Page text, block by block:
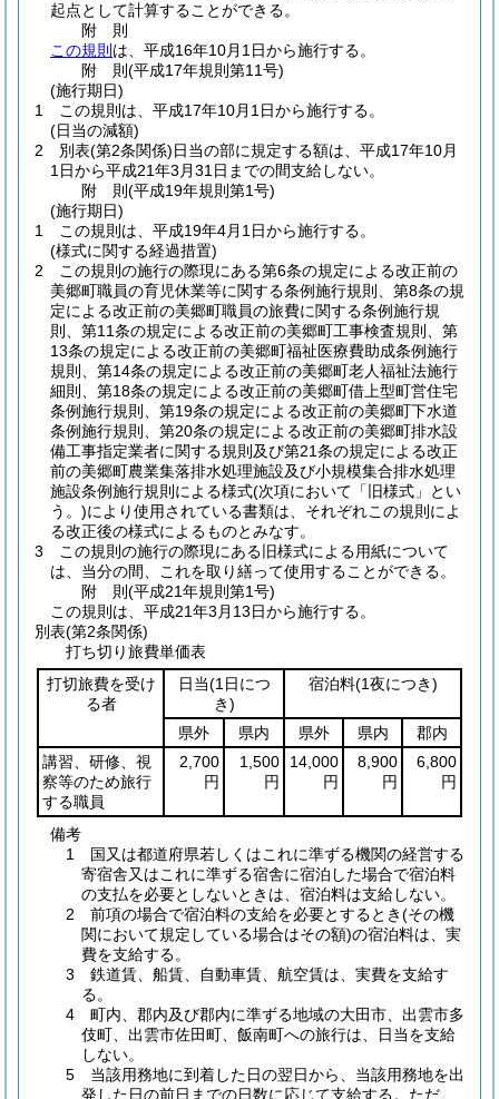
起点として計算することができる。
附 則
この規則 は、平成16年10月1日から施行する。
附 則(平成17年規則第11号)
(施行期日)
1
この規則は、平成17年10月1日から施行する。
(日当の減額)
2
別表(第2条関係)日当の部に規定する額は、平成17年10月
1日から平成21年3月31日までの間支給しない。
附 則(平成19年規則第1号)
(施行期日)
1
この規則は、平成19年4月1日から施行する。
(様式に関する経過措置)
2
この規則の施行の際現にある第6条の規定による改正前の
美郷町職員の育児休業等に関する条例施行規則、第8条の規
定による改正前の美郷町職員の旅費に関する条例施行規
則、第11条の規定による改正前の美郷町工事検査規則、第
13条の規定による改正前の美郷町福祉医療費助成条例施行
規則、第14条の規定による改正前の美郷町老人福祉法施行
細則、第18条の規定による改正前の美郷町借上型町営住宅
条例施行規則、第19条の規定による改正前の美郷町下水道
条例施行規則、第20条の規定による改正前の美郷町排水設
備工事指定業者に関する規則及び第21条の規定による改正
前の美郷町農業集落排水処理施設及び小規模集合排水処理
施設条例施行規則による様式(次項において「旧様式」とい
う。)により使用されている書類は、それぞれこの規則によ
る改正後の様式によるものとみなす。
3
この規則の施行の際現にある旧様式による用紙について
は、当分の間、これを取り繕って使用することができる。
附 則(平成21年規則第1号)
この規則は、平成21年3月13日から施行する。
別表(第2条関係)
打ち切り旅費単価表
打切旅費を受け
る者
日当(1日につ
き)
宿泊料(1夜につき)
県外 県内 県外 県内
郡内
講習、研修、視
察等のため旅行
する職員
2,700
円
1,500
円
14,000
円
8,900
円
6,800
円
備考
1 国又は都道府県若しくはこれに準ずる機関の経営する
寄宿舎又はこれに準ずる宿舎に宿泊した場合で宿泊料
の支払を必要としないときは、宿泊料は支給しない。
2 前項の場合で宿泊料の支給を必要とするとき(その機
関において規定している場合はその額)の宿泊料は、実
費を支給する。
3 鉄道賃、船賃、自動車賃、航空賃は、実費を支給す
る。
4 町内、郡内及び郡内に準ずる地域の大田市、出雲市多
伎町、出雲市佐田町、飯南町への旅行は、日当を支給
しない。
5 当該用務地に到着した日の翌日から、当該用務地を出
発した日の前日までの日数に応じて支給する。ただ